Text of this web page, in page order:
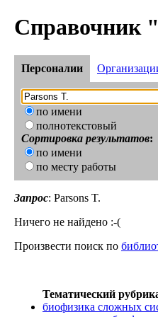
Справочник
Персоналии
по имени
полнотекстовый
Сортировка результатов:
по имени
по месту работы
Запрос: Parsons T.
Ничего не найдено :-(
Произвести поиск по
Тематический
биофизика сложных